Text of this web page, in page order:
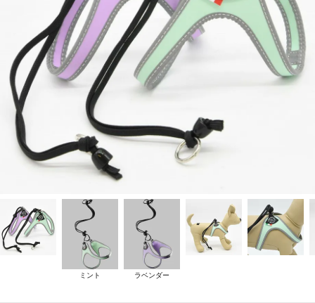
ミント ラベンダー